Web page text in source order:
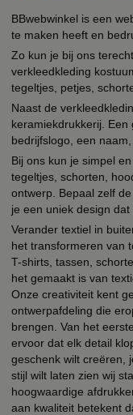
BBwebwinkel is een
te maken heeft en
Zo kun je bij ons
verkleedkleding
tegeltjes, petjes,
Naast de
keramiekdrukkerij.
bedrijfslogo, een
Bij ons kun je simpel
tegeltjes, schorten,
ontwerp. Bepaal zelf
je een uniek design
Verander textiel in
het transformeren van
T-shirts, tassen,
het gemaakt is van
Onze creativiteit kent
ontwerpafdeling die
brengen. Van het
ervoor dat elk detail
geschenk wilt creëren,
stijl wilt laten zien wij
hoogwaardige
aan kwaliteit betekent